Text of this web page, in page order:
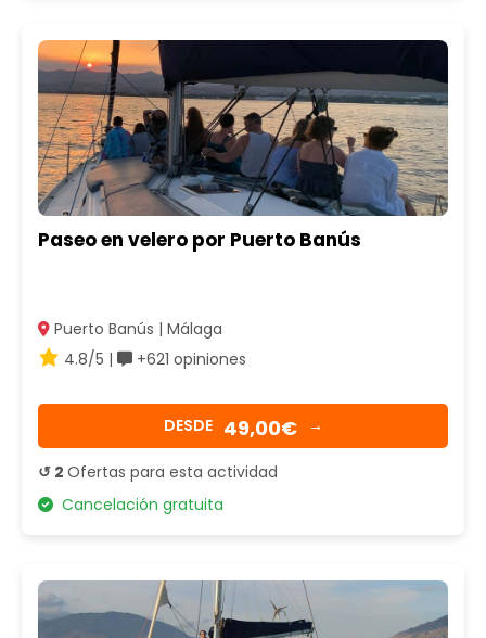
Paseo en velero por Puerto Banús
Puerto Banús | Málaga
4.8/5 |
+621 opiniones
DESDE 49,00€ →
↺ 2 Ofertas para esta actividad
Cancelación gratuita